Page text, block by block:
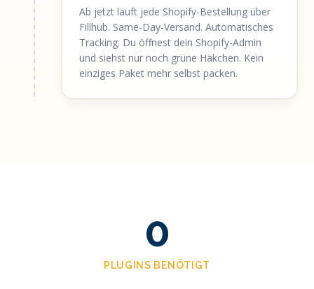
Ab jetzt läuft jede Shopify-Bestellung über
Fillhub. Same-Day-Versand. Automatisches
Tracking. Du öffnest dein Shopify-Admin
und siehst nur noch grüne Häkchen. Kein
einziges Paket mehr selbst packen.
0
PLUGINS BENÖTIGT